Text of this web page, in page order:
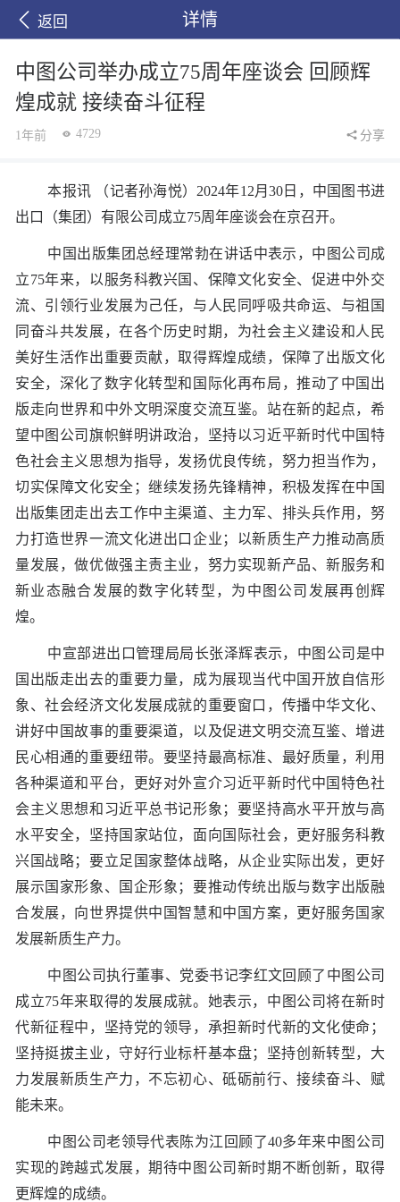
返回 详情
中图公司举办成立75周年座谈会 回顾辉
煌成就 接续奋斗征程
1年前 4729 分享
本报讯 （记者孙海悦）2024年12月30日，中国图书进
出口（集团）有限公司成立75周年座谈会在京召开。
中国出版集团总经理常勃在讲话中表示，中图公司成
立75年来，以服务科教兴国、保障文化安全、促进中外交
流、引领行业发展为己任，与人民同呼吸共命运、与祖国
同奋斗共发展，在各个历史时期，为社会主义建设和人民
美好生活作出重要贡献，取得辉煌成绩，保障了出版文化
安全，深化了数字化转型和国际化再布局，推动了中国出
版走向世界和中外文明深度交流互鉴。站在新的起点，希
望中图公司旗帜鲜明讲政治，坚持以习近平新时代中国特
色社会主义思想为指导，发扬优良传统，努力担当作为，
切实保障文化安全；继续发扬先锋精神，积极发挥在中国
出版集团走出去工作中主渠道、主力军、排头兵作用，努
力打造世界一流文化进出口企业；以新质生产力推动高质
量发展，做优做强主责主业，努力实现新产品、新服务和
新业态融合发展的数字化转型，为中图公司发展再创辉
煌。
中宣部进出口管理局局长张泽辉表示，中图公司是中
国出版走出去的重要力量，成为展现当代中国开放自信形
象、社会经济文化发展成就的重要窗口，传播中华文化、
讲好中国故事的重要渠道，以及促进文明交流互鉴、增进
民心相通的重要纽带。要坚持最高标准、最好质量，利用
各种渠道和平台，更好对外宣介习近平新时代中国特色社
会主义思想和习近平总书记形象；要坚持高水平开放与高
水平安全，坚持国家站位，面向国际社会，更好服务科教
兴国战略；要立足国家整体战略，从企业实际出发，更好
展示国家形象、国企形象；要推动传统出版与数字出版融
合发展，向世界提供中国智慧和中国方案，更好服务国家
发展新质生产力。
中图公司执行董事、党委书记李红文回顾了中图公司
成立75年来取得的发展成就。她表示，中图公司将在新时
代新征程中，坚持党的领导，承担新时代新的文化使命；
坚持挺拔主业，守好行业标杆基本盘；坚持创新转型，大
力发展新质生产力，不忘初心、砥砺前行、接续奋斗、赋
能未来。
中图公司老领导代表陈为江回顾了40多年来中图公司
实现的跨越式发展，期待中图公司新时期不断创新，取得
更辉煌的成绩。